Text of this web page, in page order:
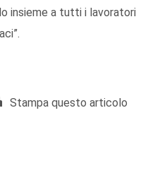
insieme a tutti i lavoratori
Stampa questo articolo